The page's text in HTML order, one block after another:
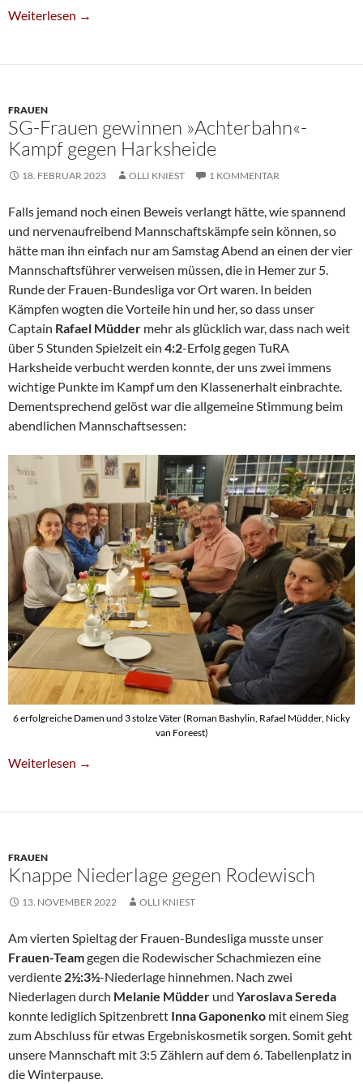
Sieg Gegen HSK Und Positives Punktekonto In Der Frauen-
Weiterlesen →
FRAUEN
SG-Frauen gewinnen »Achterbahn«-
Kampf gegen Harksheide
18. FEBRUAR 2023 OLLI KNIEST 1 KOMMENTAR
Falls jemand noch einen Beweis verlangt hätte, wie spannend
und nervenaufreibend Mannschaftskämpfe sein können, so
hätte man ihn einfach nur am Samstag Abend an einen der vier
Mannschaftsführer verweisen müssen, die in Hemer zur 5.
Runde der Frauen-Bundesliga vor Ort waren. In beiden
Kämpfen wogten die Vorteile hin und her, so dass unser
Captain Rafael Müdder mehr als glücklich war, dass nach weit
über 5 Stunden Spielzeit ein 4:2-Erfolg gegen TuRA
Harksheide verbucht werden konnte, der uns zwei immens
wichtige Punkte im Kampf um den Klassenerhalt einbrachte.
Dementsprechend gelöst war die allgemeine Stimmung beim
abendlichen Mannschaftsessen:
6 erfolgreiche Damen und 3 stolze Väter (Roman Bashylin, Rafael Müdder, Nicky
van Foreest)
SG-Frauen Gewinnen »Achterbahn«-Kampf Gegen Harksheide
Weiterlesen →
FRAUEN
Knappe Niederlage gegen Rodewisch
13. NOVEMBER 2022 OLLI KNIEST
Am vierten Spieltag der Frauen-Bundesliga musste unser
Frauen-Teamgegen die Rodewischer Schachmiezen eine
verdiente 2½:3½-Niederlage hinnehmen. Nach zwei
Niederlagen durch Melanie Müdder und Yaroslava Sereda
konnte lediglich Spitzenbrett Inna Gaponenko mit einem Sieg
zum Abschluss für etwas Ergebniskosmetik sorgen. Somit geht
unsere Mannschaft mit 3:5 Zählern auf dem 6. Tabellenplatz in
die Winterpause.